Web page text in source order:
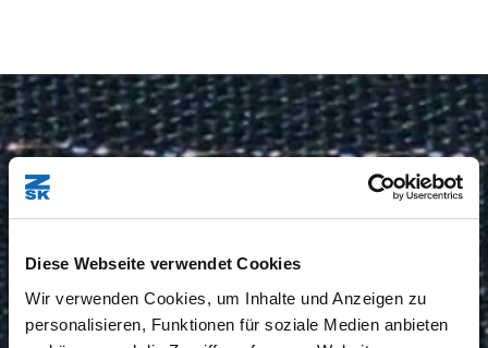
Diese Webseite verwendet Cookies
Wir verwenden Cookies, um Inhalte und Anzeigen zu
personalisieren, Funktionen für soziale Medien anbieten